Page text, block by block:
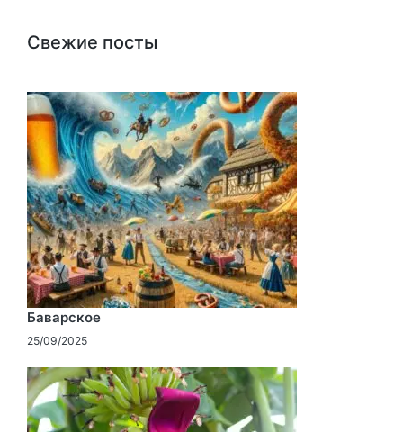
Свежие посты
Баварское
25/09/2025